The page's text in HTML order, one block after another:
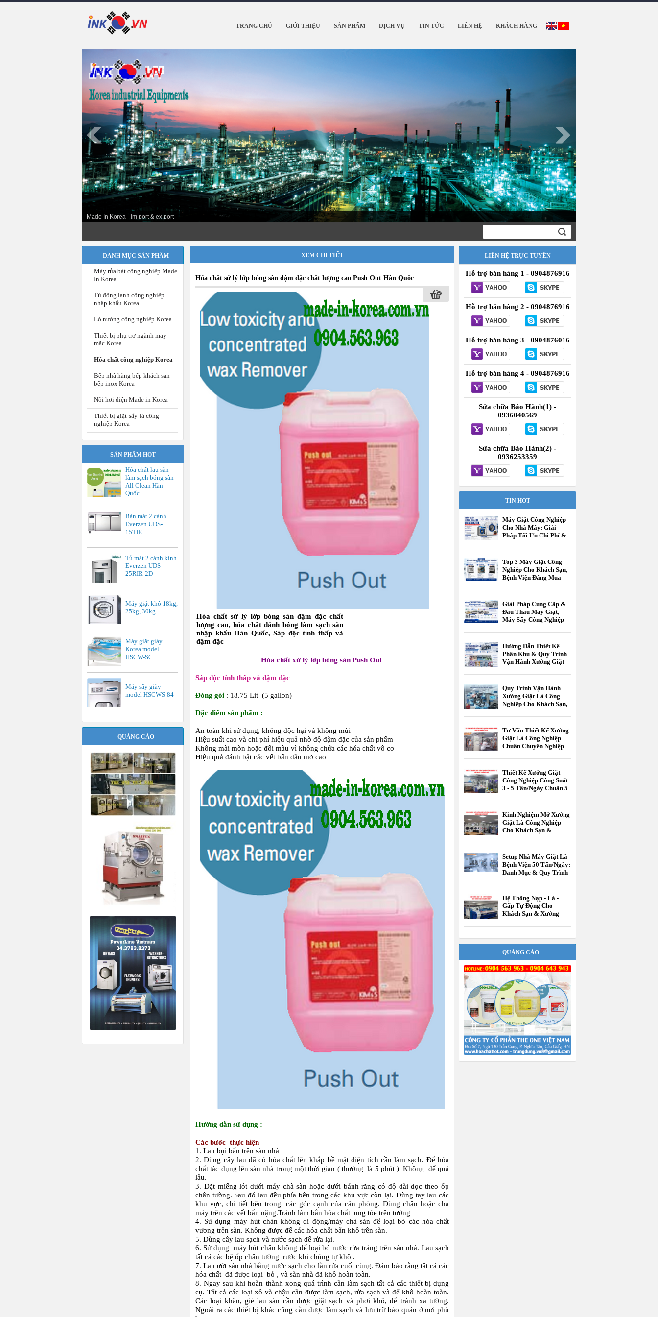
TRANG CHỦ GIỚI THIỆU SẢN PHẨM DỊCH VỤ TIN TỨC LIÊN HỆ KHÁCH HÀNG
Made In Korea - im port & ex port
DANH MỤC SẢN PHẨM
Máy rửa bát công nghiệp Made
In Korea
Tủ đông lạnh công nghiệp
nhập khẩu Korea
Lò nướng công nghiệp Korea
Thiết bị phụ trơ ngành may
mặc Korea
Hóa chất công nghiệp Korea
Bếp nhà hàng bếp khách sạn
bếp inox Korea
Nồi hơi điện Made in Korea
Thiết bị giặt-sấy-là công
nghiệp Korea
SẢN PHẨM HOT
Hóa chất lau sàn
làm sạch bóng sàn
All Clean Hàn
Quốc
Bàn mát 2 cánh
Everzen UDS-
15TIR
Tủ mát 2 cánh kính
Everzen UDS-
25RIR-2D
Máy giặt khô 18kg,
25kg, 30kg
Máy giặt giày
Korea model
HSCW-SC
Máy sấy giày
model HSCWS-84
QUẢNG CÁO
XEM CHI TIẾT
Hóa chất sử lý lớp bóng sàn đậm đặc chất lượng cao Push Out Hàn Quốc
Hóa chất sử lý lớp bóng sàn đậm đặc chất
lượng cao, hóa chất đánh bóng làm sạch sàn
nhập khẩu Hàn Quốc, Sáp độc tính thấp và
đậm đặc
Hóa chất xử lý lớp bóng sàn Push Out
Sáp độc tính thấp và đậm đặc
Đóng gói : 18.75 Lit (5 gallon)
Đặc điểm sản phẩm :
An toàn khi sử dụng, không độc hại và không mùi
Hiệu suất cao và chi phí hiệu quả nhờ độ đậm đặc của sản phẩm
Không mài mòn hoặc đổi màu vì không chứa các hóa chất vô cơ
Hiệu quả đánh bật các vết bẩn dầu mỡ cao
Hướng dẫn sử dụng :
Các bước thực hiện
1. Lau bụi bẩn trên sàn nhà
2. Dùng cây lau đã có hóa chất lên khắp bề mặt diện tích cần làm sạch. Để hóa
chất tác dụng lên sàn nhà trong một thời gian ( thường là 5 phút ). Không để quá
lâu.
3. Đặt miếng lót dưới máy chà sàn hoặc dưới bánh răng có độ dài dọc theo ốp
chân tường. Sau đó lau đều phía bên trong các khu vực còn lại. Dùng tay lau các
khu vực, chi tiết bên trong, các góc cạnh của căn phòng. Dùng chân hoặc chà
máy trên các vết bẩn nặng.Tránh làm bắn hóa chất tung tóe trên tường
4. Sử dụng máy hút chân không di động/máy chà sàn để loại bỏ các hóa chất
vương trên sàn. Không được để các hóa chất bẩn khô trên sàn.
5. Dùng cây lau sạch và nước sạch để rửa lại.
6. Sử dụng máy hút chân không để loại bỏ nước rửa tráng trên sàn nhà. Lau sạch
tất cả các bệ ốp chân tường trước khi chúng tự khô .
7. Lau ướt sàn nhà bằng nước sạch cho lần rửa cuối cùng. Đảm bảo rằng tât cả các
hóa chất đã được loại bỏ , và sàn nhà đã khô hoàn toàn.
8. Ngay sau khi hoàn thành xong quá trình cần làm sạch tất cả các thiết bị dụng
cụ. Tất cả các loại xô và chậu cần được làm sạch, rửa sạch và để khô hoàn toàn.
Các loại khăn, giẻ lau sàn cần được giặt sạch và phơi khô, để tránh xa tường.
Ngoài ra các thiết bị khác cũng cần được làm sạch và lưu trữ bảo quản ở nơi phù
LIÊN HỆ TRỰC TUYẾN
Hỗ trợ bán hàng 1 - 0904876916
Hỗ trợ bán hàng 2 - 0904876916
Hỗ trợ bán hàng 3 - 0904876016
Hỗ trợ bán hàng 4 - 0904876916
Sửa chữa Bảo Hành(1) -
0936040569
Sửa chữa Bảo Hành(2) -
0936253359
TIN HOT
Máy Giặt Công Nghiệp
Cho Nhà Máy: Giải
Pháp Tối Ưu Chi Phí &
Top 3 Máy Giặt Công
Nghiệp Cho Khách Sạn,
Bệnh Viện Đáng Mua
Giải Pháp Cung Cấp &
Đấu Thầu Máy Giặt,
Máy Sấy Công Nghiệp
Học
Hướng Dẫn Thiết Kế
Phân Khu & Quy Trình
Vận Hành Xưởng Giặt
Quy Trình Vận Hành
Xưởng Giặt Là Công
Nghiệp Cho Khách Sạn,
Tư Vấn Thiết Kế Xưởng
Giặt Là Công Nghiệp
Chuẩn Chuyên Nghiệp
Thiết Kế Xưởng Giặt
Công Nghiệp Công Suất
3 - 5 Tấn/Ngày Chuẩn 5
Kinh Nghiệm Mở Xưởng
Giặt Là Công Nghiệp
Cho Khách Sạn &
Setup Nhà Máy Giặt Là
Bệnh Viện 50 Tấn/Ngày:
Danh Mục & Quy Trình
Hệ Thống Nạp - Là -
Gấp Tự Động Cho
Khách Sạn & Xưởng
QUẢNG CÁO